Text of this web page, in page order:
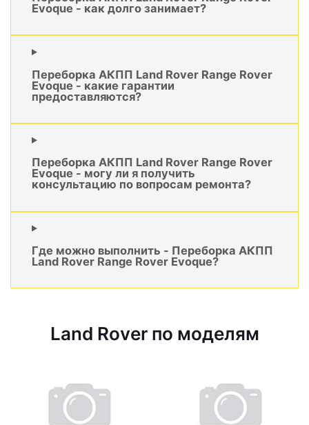
Evoque - как долго занимает?
Переборка АКПП Land Rover Range Rover
Evoque - какие гарантии
предоставляются?
Переборка АКПП Land Rover Range Rover
Evoque - могу ли я получить
консультацию по вопросам ремонта?
Где можно выполнить - Переборка АКПП
Land Rover Range Rover Evoque?
Land Rover по моделям